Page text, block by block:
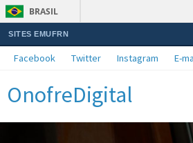
BRASIL
SITES EMUFRN
Facebook Twitter Instagram E-
OnofreDigital